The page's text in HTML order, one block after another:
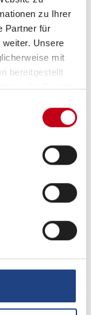
zu Ihrer
Partner für
Unsere
mit
bereitgestellt
der Dienste
2 Schlafplätze
franz. Bett